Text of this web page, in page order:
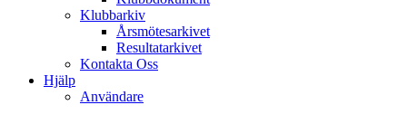
Klubbarkiv
Årsmötesarkivet
Resultatarkivet
Kontakta Oss
Hjälp
Användare